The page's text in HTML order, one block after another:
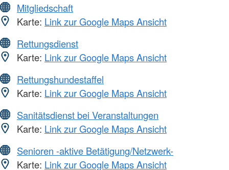
Mitgliedschaft
Karte: Link zur Google Maps Ansicht
Rettungsdienst
Karte: Link zur Google Maps Ansicht
Rettungshundestaffel
Karte: Link zur Google Maps Ansicht
Sanitätsdienst bei Veranstaltungen
Karte: Link zur Google Maps Ansicht
Senioren -aktive Betätigung/Netzwerk-
Karte: Link zur Google Maps Ansicht